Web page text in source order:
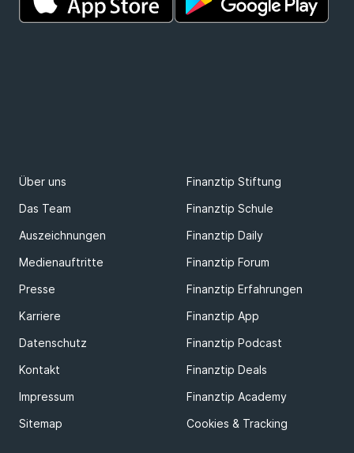
Über uns
Finanztip Stiftung
Das Team
Finanztip Schule
Auszeichnungen
Finanztip Daily
Medienauftritte
Finanztip Forum
Presse
Finanztip Erfahrungen
Karriere
Finanztip App
Datenschutz
Finanztip Podcast
Kontakt
Finanztip Deals
Impressum
Finanztip Academy
Sitemap
Cookies & Tracking